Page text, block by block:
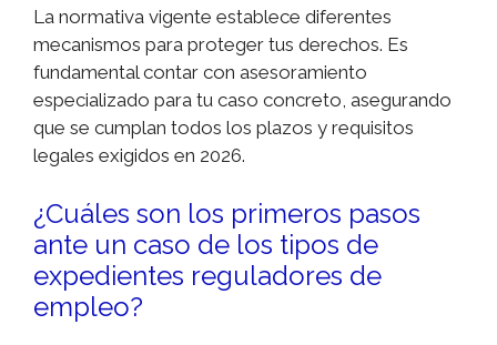
La normativa vigente establece diferentes
mecanismos para proteger tus derechos. Es
fundamental contar con asesoramiento
especializado para tu caso concreto, asegurando
que se cumplan todos los plazos y requisitos
legales exigidos en 2026.
¿Cuáles son los primeros pasos
ante un caso de los tipos de
expedientes reguladores de
empleo?